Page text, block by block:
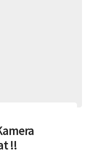
!!